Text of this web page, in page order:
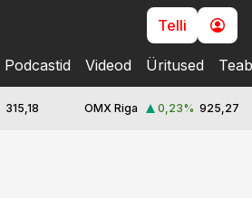
Telli
Podcastid Videod Üritused
315,18 OMX Riga 0,23% 925,27